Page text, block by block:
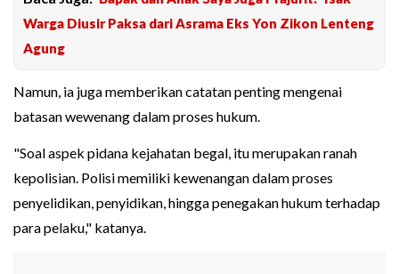
Warga Diusir Paksa dari Asrama Eks Yon Zikon Lenteng
Agung
Namun, ia juga memberikan catatan penting mengenai
batasan wewenang dalam proses hukum.
"Soal aspek pidana kejahatan begal, itu merupakan ranah
kepolisian. Polisi memiliki kewenangan dalam proses
penyelidikan, penyidikan, hingga penegakan hukum terhadap
para pelaku," katanya.